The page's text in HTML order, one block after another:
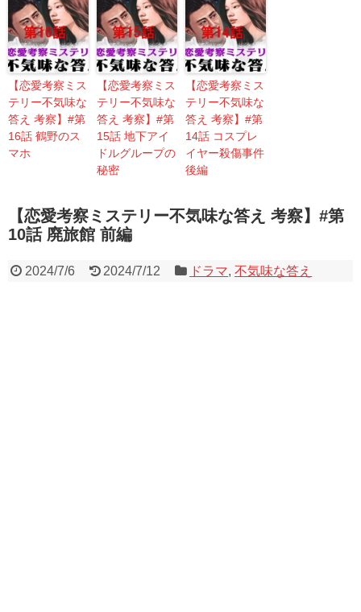
【恋愛考察ミス
テリー不気味な
答え 考察】#第
16話 鶴野のス
マホ
【恋愛考察ミス
テリー不気味な
答え 考察】#第
15話 地下アイ
ドルグループの
秘密
【恋愛考察ミス
テリー不気味な
答え 考察】#第
14話 コスプレ
イヤー殺傷事件
後編
【恋愛考察ミステリー不気味な答え 考察】#第
10話 廃旅館 前編
2024/7/6 2024/7/12 ドラマ,不気味な答え